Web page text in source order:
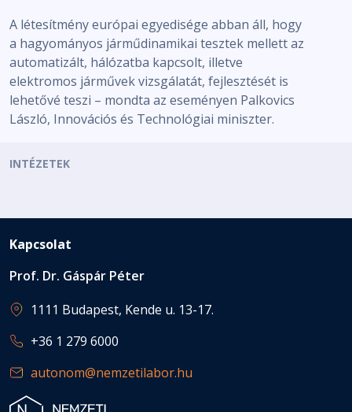
A létesítmény európai egyedisége abban áll, hogy
a hagyományos járműdinamikai tesztek mellett az
automatizált, hálózatba kapcsolt, illetve
elektromos járművek vizsgálatát, fejlesztését is
lehetővé teszi – mondta az eseményen Palkovics
László, Innovációs és Technológiai miniszter.
INTÉZETEK
Kapcsolat
Prof. Dr. Gáspár Péter
1111 Budapest, Kende u. 13-17.
+36 1 279 6000
autonom@nemzetilabor.hu